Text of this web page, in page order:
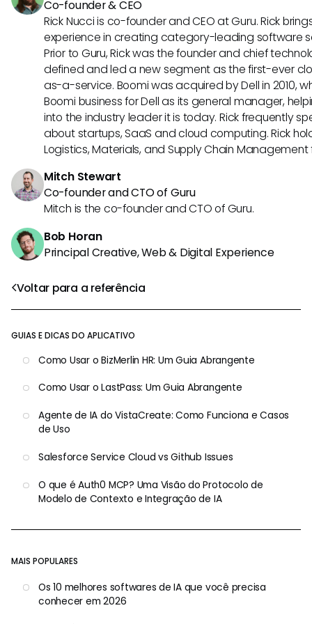
Voltar para a referência
GUIAS E DICAS DO APLICATIVO
Como Usar o BizMerlin HR: Um Guia Abrangente
Como Usar o LastPass: Um Guia Abrangente
Agente de IA do VistaCreate: Como Funciona e Casos
de Uso
Salesforce Service Cloud vs Github Issues
O que é Auth0 MCP? Uma Visão do Protocolo de
Modelo de Contexto e Integração de IA
MAIS POPULARES
Os 10 melhores softwares de IA que você precisa
conhecer em 2026
Co-founder & CEO
Rick Nucci is co-founder and CEO at Guru. Rick
experience in creating category-leading software
Prior to Guru, Rick was the founder and chief
defined and led a new segment as the first-ever
as-a-service. Boomi was acquired by Dell in 2010,
Boomi business for Dell as its general manager,
into the industry leader it is today. Rick frequently
about startups, SaaS and cloud computing. Rick
Logistics, Materials, and Supply Chain Management
Mitch Stewart
Co-founder and CTO of Guru
Mitch is the co-founder and CTO of Guru.
Bob Horan
Principal Creative, Web & Digital Experience